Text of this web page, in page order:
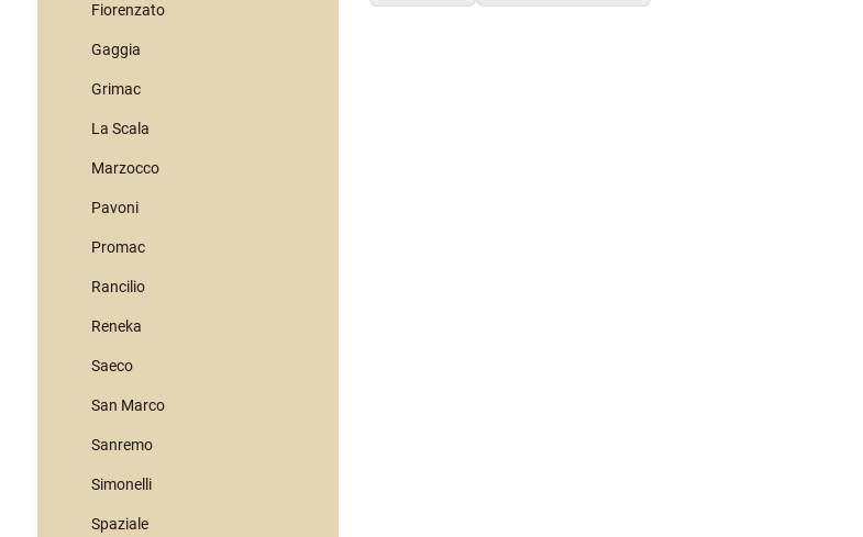
Fiorenzato
Gaggia
Grimac
La Scala
Marzocco
Pavoni
Promac
Rancilio
Reneka
Saeco
San Marco
Sanremo
Simonelli
Spaziale